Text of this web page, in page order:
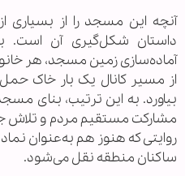
آنچه این مسجد را از بسیاری
داستان شکل‌گیری آن است.
آماده‌سازی زمین مسجد، هر
از مسیر کانال یک بار خاک
بیاورد. به این ترتیب، بنای
مشارکت مستقیم مردم و
روایتی که هنوز هم به‌عنوان
ساکنان منطقه نقل می‌شود.